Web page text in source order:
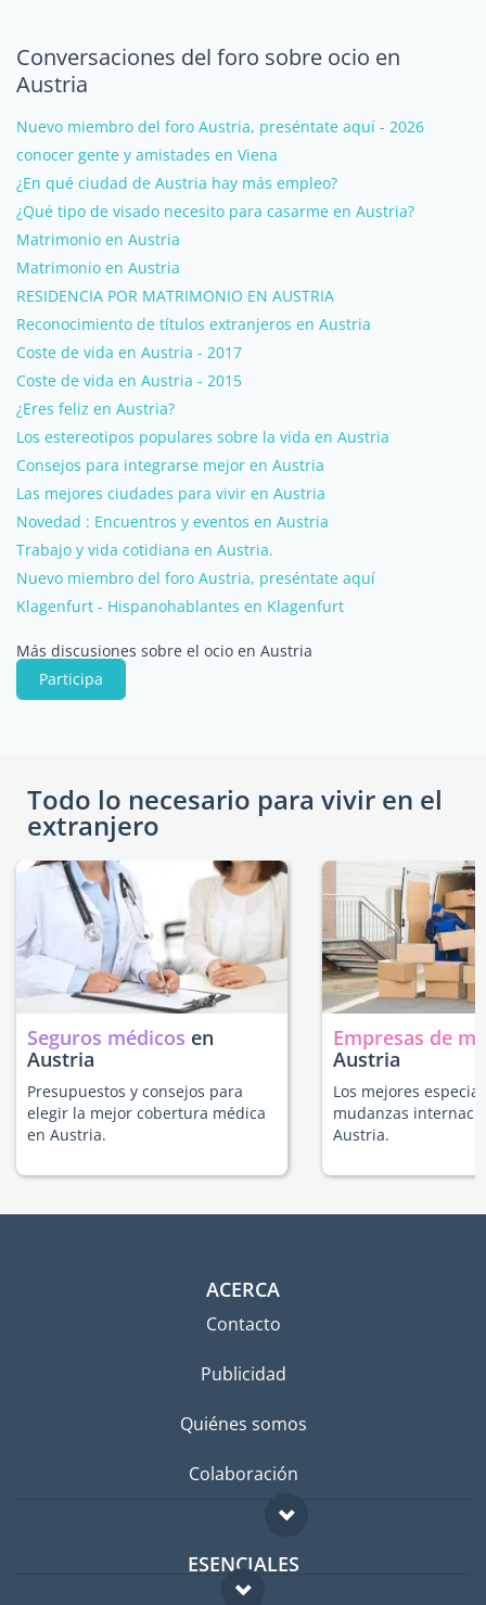
Conversaciones del foro sobre ocio en
Austria
Nuevo miembro del foro Austria, preséntate aquí - 2026
conocer gente y amistades en Viena
¿En qué ciudad de Austria hay más empleo?
¿Qué tipo de visado necesito para casarme en Austria?
Matrimonio en Austria
Matrimonio en Austria
RESIDENCIA POR MATRIMONIO EN AUSTRIA
Reconocimiento de títulos extranjeros en Austria
Coste de vida en Austria - 2017
Coste de vida en Austria - 2015
¿Eres feliz en Austria?
Los estereotipos populares sobre la vida en Austria
Consejos para integrarse mejor en Austria
Las mejores ciudades para vivir en Austria
Novedad : Encuentros y eventos en Austria
Trabajo y vida cotidiana en Austria.
Nuevo miembro del foro Austria, preséntate aquí
Klagenfurt - Hispanohablantes en Klagenfurt
Más discusiones sobre el ocio en Austria
Participa
Todo lo necesario para vivir en el
extranjero
Seguros médicos en
Austria
Presupuestos y consejos para
elegir la mejor cobertura médica
en Austria.
Empresas de
Austria
Los mejores
mudanzas
Austria.
ACERCA
Contacto
Publicidad
Quiénes somos
Colaboración
ESENCIALES
Foro para expatriados